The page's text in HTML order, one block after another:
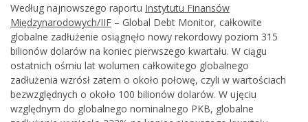
Według najnowszego raportu Instytutu Finansów
Międzynarodowych/IIF – Global Debt Monitor, całkowite
globalne zadłużenie osiągnęło nowy rekordowy poziom 315
bilionów dolarów na koniec pierwszego kwartału. W ciągu
ostatnich ośmiu lat wolumen całkowitego globalnego
zadłużenia wzrósł zatem o około połowę, czyli w wartościach
bezwzględnych o około 100 bilionów dolarów. W ujęciu
względnym do globalnego nominalnego PKB, globalne